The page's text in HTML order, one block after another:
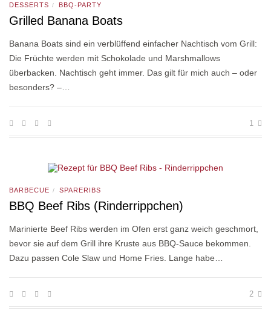
DESSERTS / BBQ-PARTY
Grilled Banana Boats
Banana Boats sind ein verblüffend einfacher Nachtisch vom Grill:
Die Früchte werden mit Schokolade und Marshmallows
überbacken. Nachtisch geht immer. Das gilt für mich auch – oder
besonders? –…
1
BARBECUE / SPARERIBS
BBQ Beef Ribs (Rinderrippchen)
Marinierte Beef Ribs werden im Ofen erst ganz weich geschmort,
bevor sie auf dem Grill ihre Kruste aus BBQ-Sauce bekommen.
Dazu passen Cole Slaw und Home Fries. Lange habe…
2